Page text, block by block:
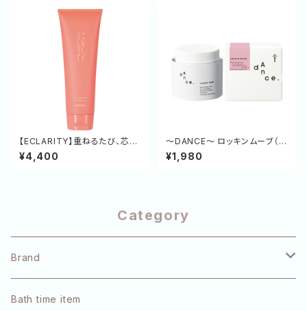
【ECLARITY】重ねるたび、芯か
らやわらかく。硬い髪をほぐし、し
っとりまとまる髪へ導くHXモイ
¥4,400
～DANCE～ ロッキンムーブ（ス
タイリング剤に迷ったら）
¥1,980
Category
Brand
pulūto
Bath time item